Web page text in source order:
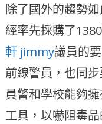
除了國外的趨勢
經率先採購了
軒 jimmy議員的
前線警員，也同
員警和學校能夠
工具，以嚇阻毒